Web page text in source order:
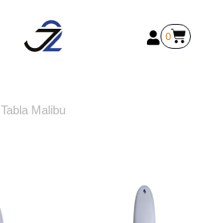
0
Tabla Malibu